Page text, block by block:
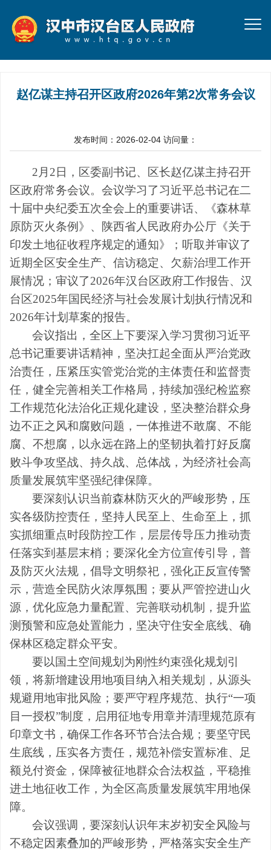
赵亿谋主持召开区政府2026年第2次常务会议
发布时间：2026-02-04 访问量：
2月2日，区委副书记、区长赵亿谋主持召开
区政府常务会议。会议学习了习近平总书记在二
十届中央纪委五次全会上的重要讲话、《森林草
原防灭火条例》、陕西省人民政府办公厅《关于
印发土地征收程序规定的通知》；听取并审议了
近期全区安全生产、信访稳定、欠薪治理工作开
展情况；审议了2026年汉台区政府工作报告、汉
台区2025年国民经济与社会发展计划执行情况和
2026年计划草案的报告。
会议指出，全区上下要深入学习贯彻习近平
总书记重要讲话精神，坚决扛起全面从严治党政
治责任，压紧压实管党治党的主体责任和监督责
任，健全完善相关工作格局，持续加强纪检监察
工作规范化法治化正规化建设，坚决整治群众身
边不正之风和腐败问题，一体推进不敢腐、不能
腐、不想腐，以永远在路上的坚韧执着打好反腐
败斗争攻坚战、持久战、总体战，为经济社会高
质量发展筑牢坚强纪律保障。
要深刻认识当前森林防灭火的严峻形势，压
实各级防控责任，坚持人民至上、生命至上，抓
实抓细重点时段防控工作，层层传导压力推动责
任落实到基层末梢；要深化全方位宣传引导，普
及防灭火法规，倡导文明祭祀，强化正反宣传警
示，营造全民防火浓厚氛围；要从严管控进山火
源，优化应急力量配置、完善联动机制，提升监
测预警和应急处置能力，坚决守住安全底线、确
保林区稳定群众平安。
要以国土空间规划为刚性约束强化规划引
领，将新增建设用地项目纳入相关规划，从源头
规避用地审批风险；要严守程序规范、执行“一项
目一授权”制度，启用征地专用章并清理规范原有
印章文书，确保工作各环节合法合规；要坚守民
生底线，压实各方责任，规范补偿安置标准、足
额兑付资金，保障被征地群众合法权益，平稳推
进土地征收工作，为全区高质量发展筑牢用地保
障。
会议强调，要深刻认识年末岁初安全风险与
不稳定因素叠加的严峻形势，严格落实安全生产